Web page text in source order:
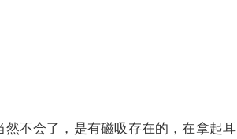
不会了，是有磁吸存在的，在拿起耳